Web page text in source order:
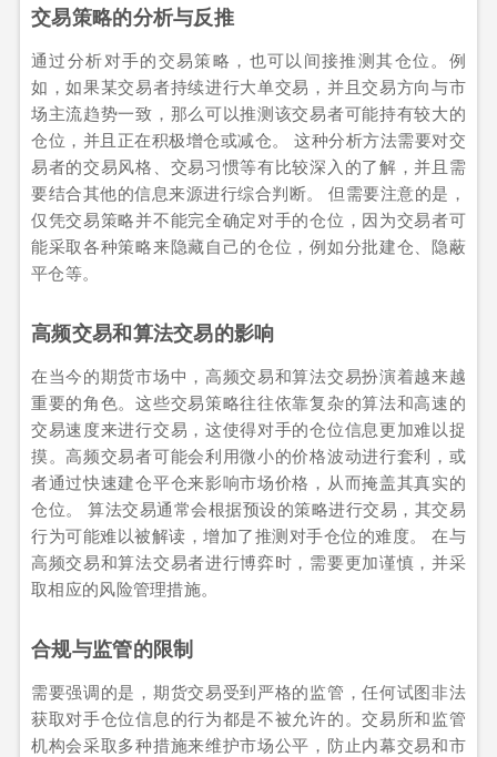
交易策略的分析与反推
通过分析对手的交易策略，也可以间接推测其仓位。例
如，如果某交易者持续进行大单交易，并且交易方向与市
场主流趋势一致，那么可以推测该交易者可能持有较大的
仓位，并且正在积极增仓或减仓。 这种分析方法需要对交
易者的交易风格、交易习惯等有比较深入的了解，并且需
要结合其他的信息来源进行综合判断。 但需要注意的是，
仅凭交易策略并不能完全确定对手的仓位，因为交易者可
能采取各种策略来隐藏自己的仓位，例如分批建仓、隐蔽
平仓等。
高频交易和算法交易的影响
在当今的期货市场中，高频交易和算法交易扮演着越来越
重要的角色。这些交易策略往往依靠复杂的算法和高速的
交易速度来进行交易，这使得对手的仓位信息更加难以捉
摸。高频交易者可能会利用微小的价格波动进行套利，或
者通过快速建仓平仓来影响市场价格，从而掩盖其真实的
仓位。 算法交易通常会根据预设的策略进行交易，其交易
行为可能难以被解读，增加了推测对手仓位的难度。 在与
高频交易和算法交易者进行博弈时，需要更加谨慎，并采
取相应的风险管理措施。
合规与监管的限制
需要强调的是，期货交易受到严格的监管，任何试图非法
获取对手仓位信息的行为都是不被允许的。交易所和监管
机构会采取多种措施来维护市场公平，防止内幕交易和市